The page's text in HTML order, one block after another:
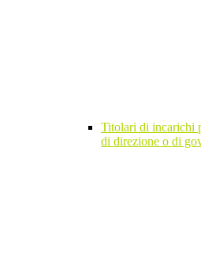
Titolari di incarichi
di direzione o di